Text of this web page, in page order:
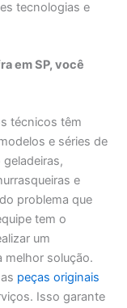
tecnologias e
em SP, você
técnicos têm
e séries de
e
problema que
tem o
um
melhor solução.
peças originais
Isso garante